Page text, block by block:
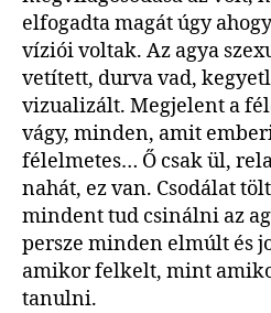
elfogadta magát úgy
víziói voltak. Az agya
vetített, durva vad,
vizualizált. Megjelent a
vágy, minden, amit
félelmetes… Ő csak ül,
nahát, ez van. Csodálat
mindent tud csinálni az
persze minden elmúlt és
amikor felkelt, mint
tanulni.